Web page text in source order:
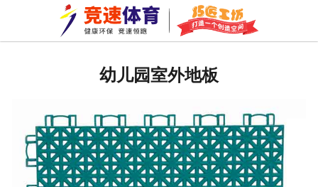
网站首页
常见问题
幼儿园室外地板